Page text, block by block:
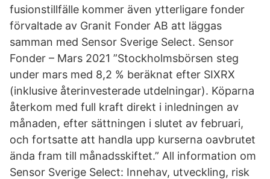
fusionstillfälle kommer även ytterligare fonder
förvaltade av Granit Fonder AB att läggas
samman med Sensor Sverige Select. Sensor
Fonder – Mars 2021 ”Stockholmsbörsen steg
under mars med 8,2 % beräknat efter SIXRX
(inklusive återinvesterade utdelningar). Köparna
återkom med full kraft direkt i inledningen av
månaden, efter sättningen i slutet av februari,
och fortsatte att handla upp kurserna oavbrutet
ända fram till månadsskiftet.” All information om
Sensor Sverige Select: Innehav, utveckling, risk